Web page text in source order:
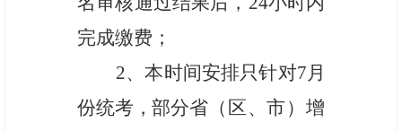
完成缴费；
2、本时间安排只针对7月
份统考，部分省（区、市）增